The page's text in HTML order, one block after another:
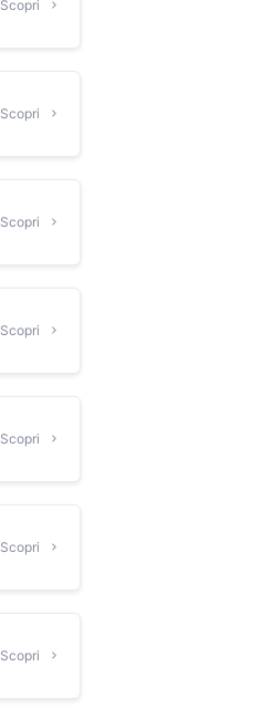
Scopri
Scopri
Scopri
Scopri
Scopri
Scopri
Scopri